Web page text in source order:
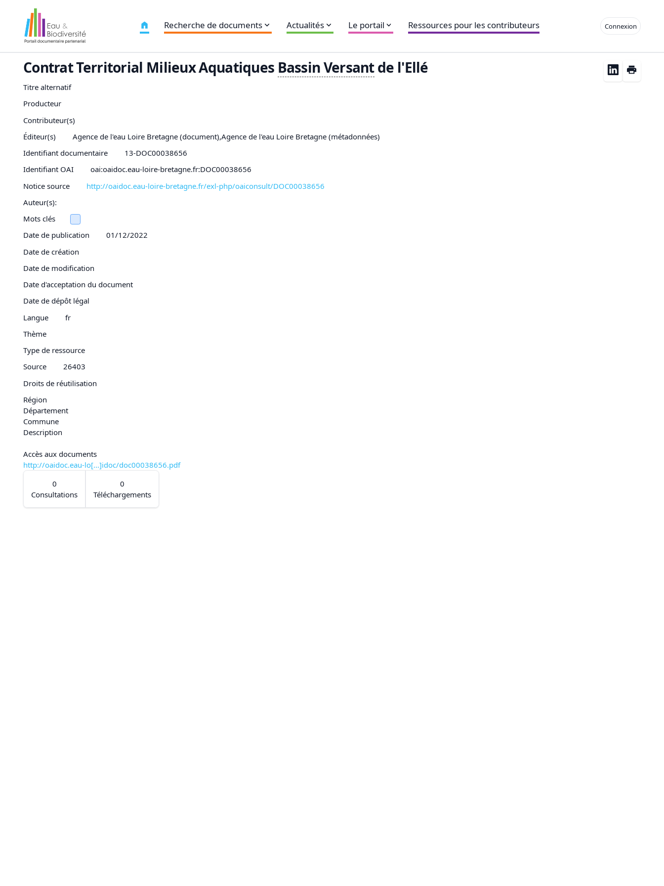
Connexion
Recherche de documents Actualités Le portail Ressources pour les contributeurs
Contrat Territorial Milieux Aquatiques BassinVersantde l'Ellé
Titre alternatif
Producteur
Contributeur(s)
Éditeur(s)
Agence de l'eau Loire Bretagne (document),Agence de l'eau Loire Bretagne (métadonnées)
Identifiant documentaire
13-DOC00038656
Identifiant OAI
oai:oaidoc.eau-loire-bretagne.fr:DOC00038656
Notice source
http://oaidoc.eau-loire-bretagne.fr/exl-php/oaiconsult/DOC00038656
Auteur(s):
Mots clés
Date de publication
01/12/2022
Date de création
Date de modification
Date d'acceptation du document
Date de dépôt légal
Langue
fr
Thème
Type de ressource
Source
26403
Droits de réutilisation
Région
Département
Commune
Description
Accès aux documents
http://oaidoc.eau-lo[...]idoc/doc00038656.pdf
0
Consultations
0
Téléchargements